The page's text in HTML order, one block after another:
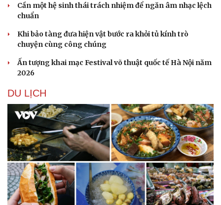
Văn hóa
Sân khấu - Điện ảnh
Âm nhạc
Di sản
Giải trí
Sao Việt
Cần một hệ sinh thái trách nhiệm để ngăn âm nhạc lệch
chuẩn
Khi bảo tàng đưa hiện vật bước ra khỏi tủ kính trò
chuyện cùng công chúng
Ấn tượng khai mạc Festival võ thuật quốc tế Hà Nội năm
2026
DU LỊCH